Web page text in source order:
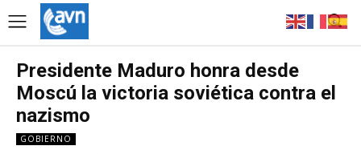
Presidente Maduro honra desde
Moscú la victoria soviética contra el
nazismo
GOBIERNO